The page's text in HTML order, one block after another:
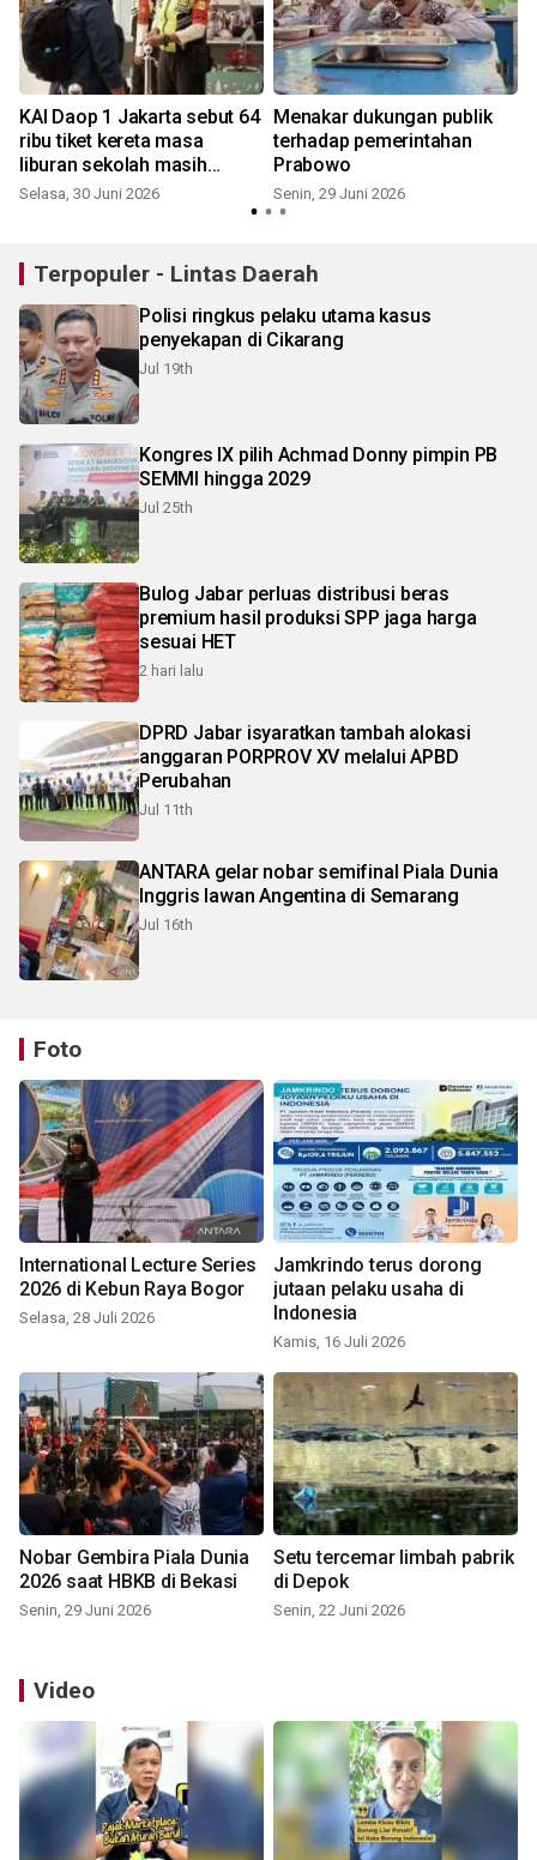
KAI Daop 1 Jakarta sebut 64
ribu tiket kereta masa
liburan sekolah masih
tersedia
Selasa, 30 Juni 2026
Menakar dukungan publik
terhadap pemerintahan
Prabowo
Senin, 29 Juni 2026
Terpopuler - Lintas Daerah
Polisi ringkus pelaku utama kasus
penyekapan di Cikarang
Jul 19th
Kongres IX pilih Achmad Donny pimpin PB
SEMMI hingga 2029
Jul 25th
Bulog Jabar perluas distribusi beras
premium hasil produksi SPP jaga harga
sesuai HET
2 hari lalu
DPRD Jabar isyaratkan tambah alokasi
anggaran PORPROV XV melalui APBD
Perubahan
Jul 11th
ANTARA gelar nobar semifinal Piala Dunia
Inggris lawan Angentina di Semarang
Jul 16th
Foto
International Lecture Series
2026 di Kebun Raya Bogor
Selasa, 28 Juli 2026
Jamkrindo terus dorong
jutaan pelaku usaha di
Indonesia
Kamis, 16 Juli 2026
Nobar Gembira Piala Dunia
2026 saat HBKB di Bekasi
Senin, 29 Juni 2026
Setu tercemar limbah pabrik
di Depok
Senin, 22 Juni 2026
Video